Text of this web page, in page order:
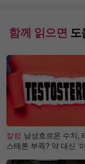
함께 읽으면 도
칼럼 남성호르몬 수치,
스테론 부족? 약 대신 '